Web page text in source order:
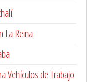
La Reina
Vehículos de Trabajo